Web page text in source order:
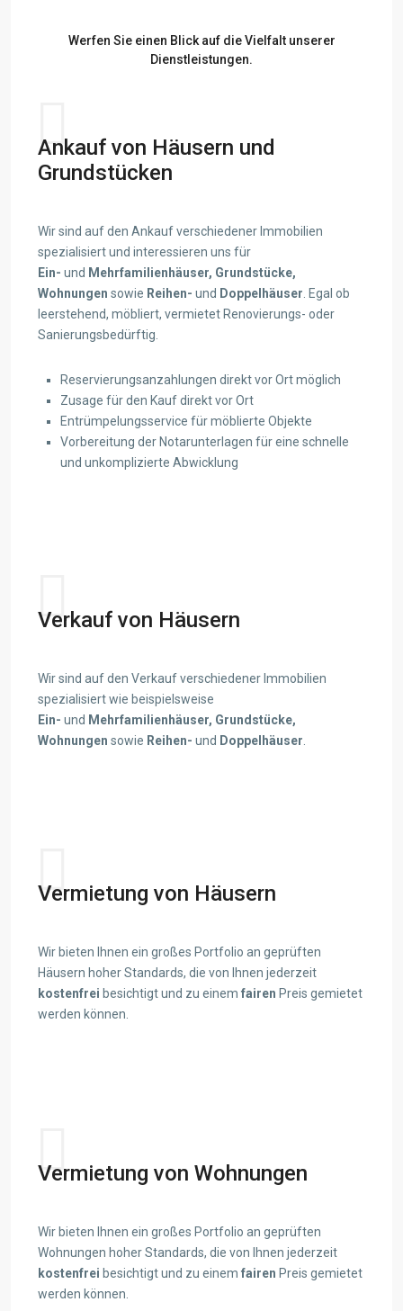
Werfen Sie einen Blick auf die Vielfalt unserer
Dienstleistungen.
Ankauf von Häusern und
Grundstücken
Wir sind auf den Ankauf verschiedener Immobilien
spezialisiert und interessieren uns für
Ein- und Mehrfamilienhäuser, Grundstücke,
Wohnungen sowie Reihen- und Doppelhäuser. Egal ob
leerstehend, möbliert, vermietet Renovierungs- oder
Sanierungsbedürftig.
Reservierungsanzahlungen direkt vor Ort möglich
Zusage für den Kauf direkt vor Ort
Entrümpelungsservice für möblierte Objekte
Vorbereitung der Notarunterlagen für eine schnelle
und unkomplizierte Abwicklung
Verkauf von Häusern
Wir sind auf den Verkauf verschiedener Immobilien
spezialisiert wie beispielsweise
Ein- und Mehrfamilienhäuser, Grundstücke,
Wohnungen sowie Reihen- und Doppelhäuser.
Vermietung von Häusern
Wir bieten Ihnen ein großes Portfolio an geprüften
Häusern hoher Standards, die von Ihnen jederzeit
kostenfrei besichtigt und zu einem fairen Preis gemietet
werden können.
Vermietung von Wohnungen
Wir bieten Ihnen ein großes Portfolio an geprüften
Wohnungen hoher Standards, die von Ihnen jederzeit
kostenfrei besichtigt und zu einem fairen Preis gemietet
werden können.